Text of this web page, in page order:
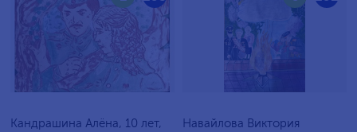
Кандрашина Алёна, 10 лет,
Навайлова Виктория